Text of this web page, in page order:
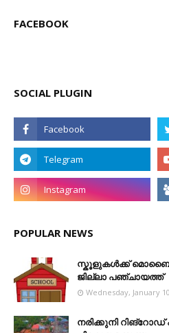
FACEBOOK
SOCIAL PLUGIN
POPULAR NEWS
സ്കൂളുകൾക്ക്
ജില്ലാ പഞ്ചായത്ത്
Wednesday, January
നരിക്കുനി റിങ്റോഡ്